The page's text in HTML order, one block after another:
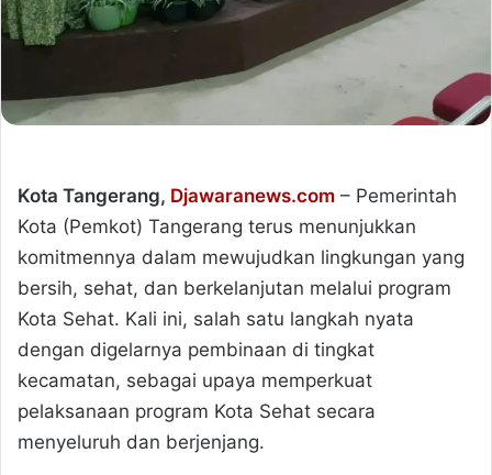
Kota Tangerang, Djawaranews.com – Pemerintah
Kota (Pemkot) Tangerang terus menunjukkan
komitmennya dalam mewujudkan lingkungan yang
bersih, sehat, dan berkelanjutan melalui program
Kota Sehat. Kali ini, salah satu langkah nyata
dengan digelarnya pembinaan di tingkat
kecamatan, sebagai upaya memperkuat
pelaksanaan program Kota Sehat secara
menyeluruh dan berjenjang.